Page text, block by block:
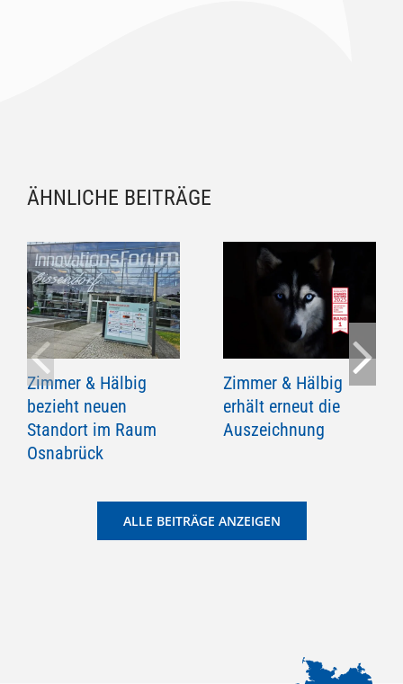
ÄHNLICHE BEITRÄGE
Zimmer & Hälbig
bezieht neuen
Standort im Raum
Osnabrück
Zimmer & Hälbig
erhält erneut die
Auszeichnung
ALLE BEITRÄGE ANZEIGEN